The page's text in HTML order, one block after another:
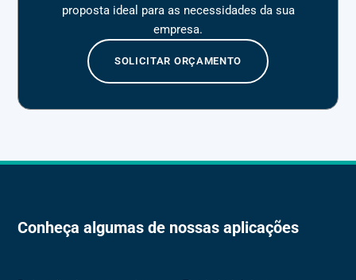
proposta ideal para as necessidades da sua
empresa.
SOLICITAR ORÇAMENTO
Conheça algumas de nossas aplicações